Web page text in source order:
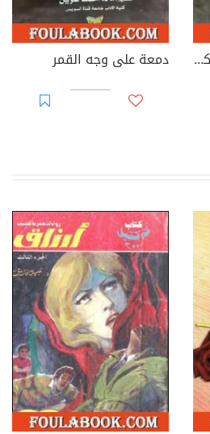
السبيل إلى بحور الخليل - كيف أعد نفسي لكتابة الشعر دمعة على وجه القمر